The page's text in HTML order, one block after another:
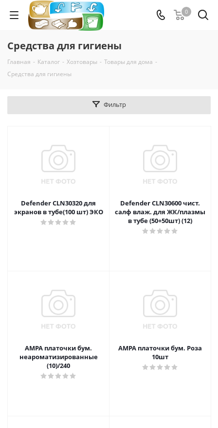
0
Средства для гигиены
Главная - Каталог - Хозтовары - Товары для дома -
Средства для гигиены
Фильтр
Defender CLN30320 для
экранов в тубе(100 шт) ЭКО
Defender CLN30600 чист.
салф влаж. для ЖК/плазмы
в тубе (50+50шт) (12)
АМРА платочки бум.
неароматизированные
(10)/240
АМРА платочки бум. Роза
10шт